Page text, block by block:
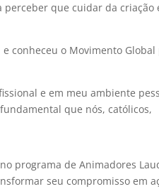
perceber que cuidar da criação
conheceu o Movimento Global
e em meu ambiente
que nós, católicos,
programa de Animadores
seu compromisso em